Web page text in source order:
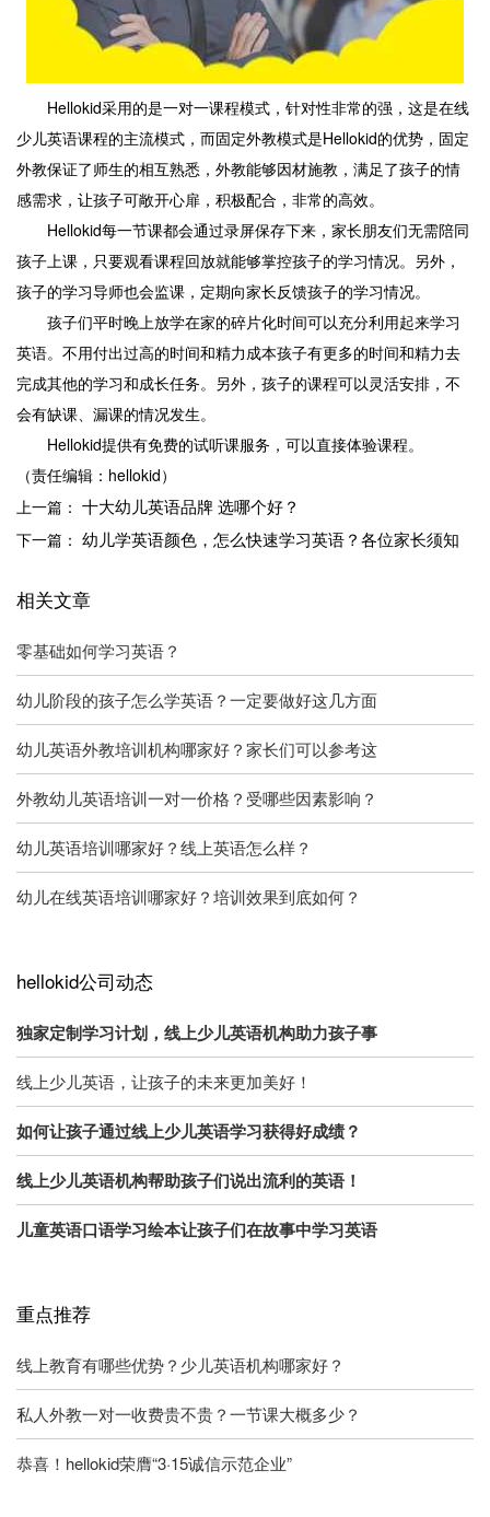
Hellokid采用的是一对一课程模式，针对性非常的强，这是在线
少儿英语课程的主流模式，而固定外教模式是Hellokid的优势，固定
外教保证了师生的相互熟悉，外教能够因材施教，满足了孩子的情
感需求，让孩子可敞开心扉，积极配合，非常的高效。
Hellokid每一节课都会通过录屏保存下来，家长朋友们无需陪同
孩子上课，只要观看课程回放就能够掌控孩子的学习情况。另外，
孩子的学习导师也会监课，定期向家长反馈孩子的学习情况。
孩子们平时晚上放学在家的碎片化时间可以充分利用起来学习
英语。不用付出过高的时间和精力成本孩子有更多的时间和精力去
完成其他的学习和成长任务。另外，孩子的课程可以灵活安排，不
会有缺课、漏课的情况发生。
Hellokid提供有免费的试听课服务，可以直接体验课程。
（责任编辑：hellokid）
上一篇： 十大幼儿英语品牌 选哪个好？
下一篇： 幼儿学英语颜色，怎么快速学习英语？各位家长须知
相关文章
零基础如何学习英语？
幼儿阶段的孩子怎么学英语？一定要做好这几方面
幼儿英语外教培训机构哪家好？家长们可以参考这
外教幼儿英语培训一对一价格？受哪些因素影响？
幼儿英语培训哪家好？线上英语怎么样？
幼儿在线英语培训哪家好？培训效果到底如何？
hellokid公司动态
独家定制学习计划，线上少儿英语机构助力孩子事
线上少儿英语，让孩子的未来更加美好！
如何让孩子通过线上少儿英语学习获得好成绩？
线上少儿英语机构帮助孩子们说出流利的英语！
儿童英语口语学习绘本让孩子们在故事中学习英语
重点推荐
线上教育有哪些优势？少儿英语机构哪家好？
私人外教一对一收费贵不贵？一节课大概多少？
恭喜！hellokid荣膺“3·15诚信示范企业”